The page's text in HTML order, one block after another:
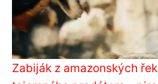
Zabiják z amazonských